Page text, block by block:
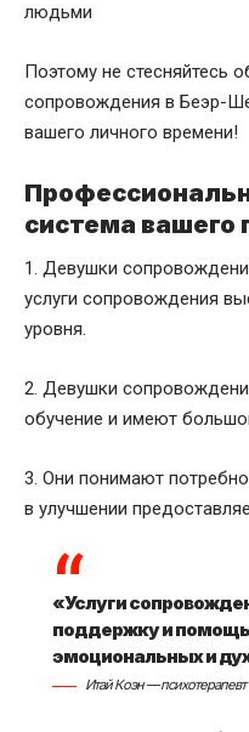
людьми
Поэтому не стесняйтесь
сопровождения в Беэр-
вашего личного времени!
система вашего
1. Девушки
услуги сопровождения
уровня.
2. Девушки
обучение и имеют
3. Они понимают
в улучшении
«Услуги
поддержку и
эмоциональных и
Итай Коэн — психотерапевт